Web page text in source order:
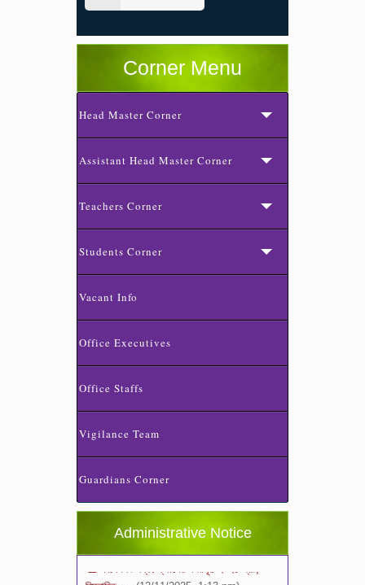
Corner Menu
Head Master Corner
Assistant Head Master Corner
Teachers Corner
Students Corner
Vacant Info
Office Executives
Office Staffs
Vigilance Team
Guardians Corner
Administrative Notice
স্কুলের ছুটির তালিকা ও বর্ষপঞ্জি – ২০২৬
২০২৬ শিক্ষাবর্ষে ভর্তি পুন: বিজ্ঞপ্তিঃ শিশু থেকে নবম
(11/12/2025 2:38 pm)